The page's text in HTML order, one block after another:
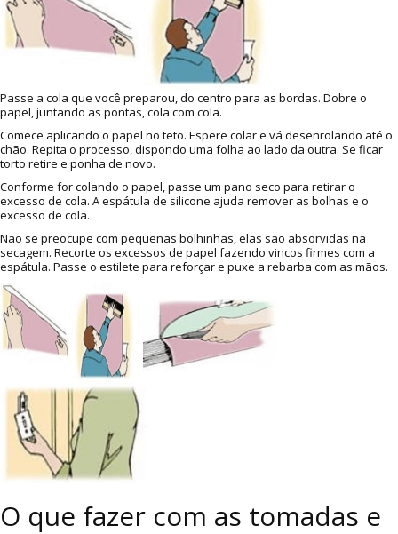
Passe a cola que você preparou, do centro para as bordas. Dobre o
papel, juntando as pontas, cola com cola.
Comece aplicando o papel no teto. Espere colar e vá desenrolando até o
chão. Repita o processo, dispondo uma folha ao lado da outra. Se ficar
torto retire e ponha de novo.
Conforme for colando o papel, passe um pano seco para retirar o
excesso de cola. A espátula de silicone ajuda remover as bolhas e o
excesso de cola.
Não se preocupe com pequenas bolhinhas, elas são absorvidas na
secagem. Recorte os excessos de papel fazendo vincos firmes com a
espátula. Passe o estilete para reforçar e puxe a rebarba com as mãos.
O que fazer com as tomadas e